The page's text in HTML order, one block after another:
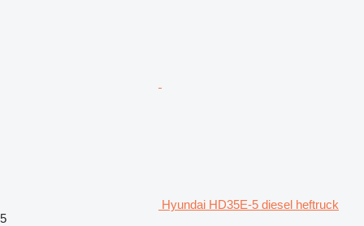
Hyundai HD35E-5 diesel heftruck
5